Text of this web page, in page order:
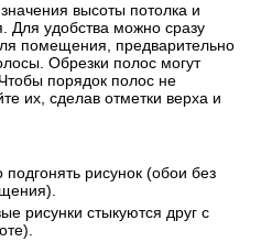
высоты потолка и
Для удобства можно сразу
помещения, предварительно
Обрезки полос могут
порядок полос не
их, сделав отметки верха и
рисунок (обои без
рисунки стыкуются друг с